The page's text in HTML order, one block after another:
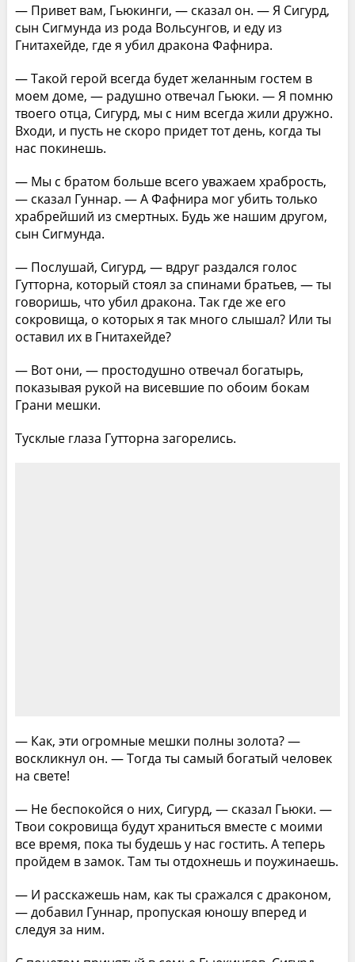
— Привет вам, Гьюкинги, — сказал он. — Я Сигурд,
сын Сигмунда из рода Вольсунгов, и еду из
Гнитахейде, где я убил дракона Фафнира.
— Такой герой всегда будет желанным гостем в
моем доме, — радушно отвечал Гьюки. — Я помню
твоего отца, Сигурд, мы с ним всегда жили дружно.
Входи, и пусть не скоро придет тот день, когда ты
нас покинешь.
— Мы с братом больше всего уважаем храбрость,
— сказал Гуннар. — А Фафнира мог убить только
храбрейший из смертных. Будь же нашим другом,
сын Сигмунда.
— Послушай, Сигурд, — вдруг раздался голос
Гутторна, который стоял за спинами братьев, — ты
говоришь, что убил дракона. Так где же его
сокровища, о которых я так много слышал? Или ты
оставил их в Гнитахейде?
— Вот они, — простодушно отвечал богатырь,
показывая рукой на висевшие по обоим бокам
Грани мешки.
Тусклые глаза Гутторна загорелись.
— Как, эти огромные мешки полны золота? —
воскликнул он. — Тогда ты самый богатый человек
на свете!
— Не беспокойся о них, Сигурд, — сказал Гьюки. —
Твои сокровища будут храниться вместе с моими
все время, пока ты будешь у нас гостить. А теперь
пройдем в замок. Там ты отдохнешь и поужинаешь.
— И расскажешь нам, как ты сражался с драконом,
— добавил Гуннар, пропуская юношу вперед и
следуя за ним.